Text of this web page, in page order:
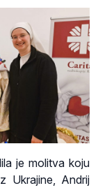
je molitva koju
Ukrajine, Andrij